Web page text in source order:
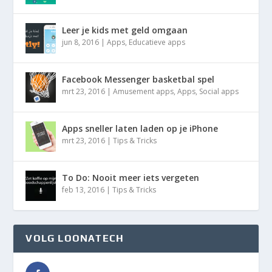
Leer je kids met geld omgaan
jun 8, 2016 |Apps, Educatieve apps
Facebook Messenger basketbal spel
mrt 23, 2016 |Amusement apps,Apps, Social apps
Apps sneller laten laden op je iPhone
mrt 23, 2016 |Tips & Tricks
To Do: Nooit meer iets vergeten
feb 13, 2016 |Tips & Tricks
VOLG LOONATECH